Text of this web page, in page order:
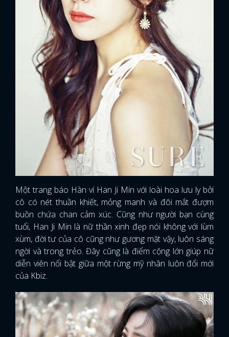
Một trang báo Hàn ví Han Ji Min với loài hoa lưu ly bởi
cô có nét thuần khiết, mỏng manh và đôi mắt đượm
buồn chứa chan cảm xúc. Cũng như người bạn cùng
tuổi, Han Ji Min là nữ thần xinh đẹp nói không với lùm
xùm, đời tư của cô cũng như gương mặt vậy, luôn sáng
ngời và trong trẻo. Đây cũng là điểm cộng lớn giúp nữ
diễn viên nổi bật giữa một rừng mỹ nhân luôn đổi mới
của Kbiz.